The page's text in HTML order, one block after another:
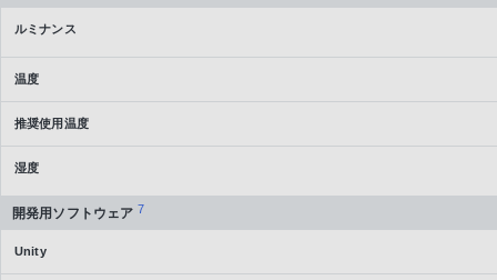
ルミナンス
温度
推奨使用温度
湿度
開発用ソフトウェア 7
Unity